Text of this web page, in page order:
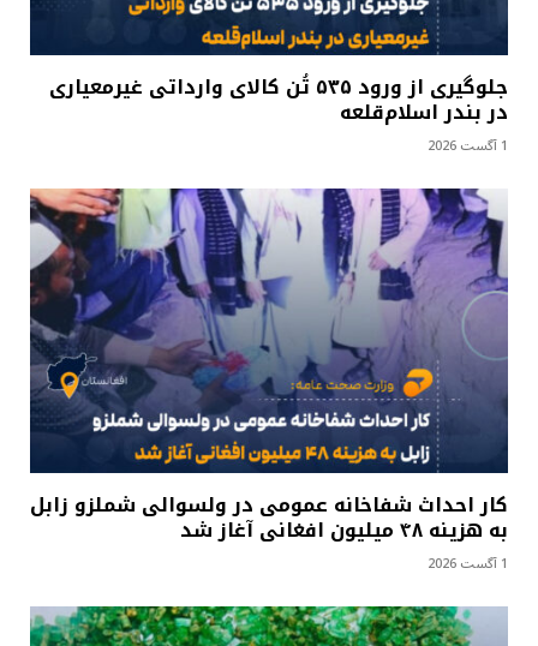
جلوگیری از ورود ۵۳۵ تُن کالای وارداتی غیرمعیاری
در بندر اسلام‌قلعه
1 آگست 2026
کار احداث شفاخانه عمومی در ولسوالی شملزو زابل
به هزینه ۴۸ میلیون افغانی آغاز شد
1 آگست 2026